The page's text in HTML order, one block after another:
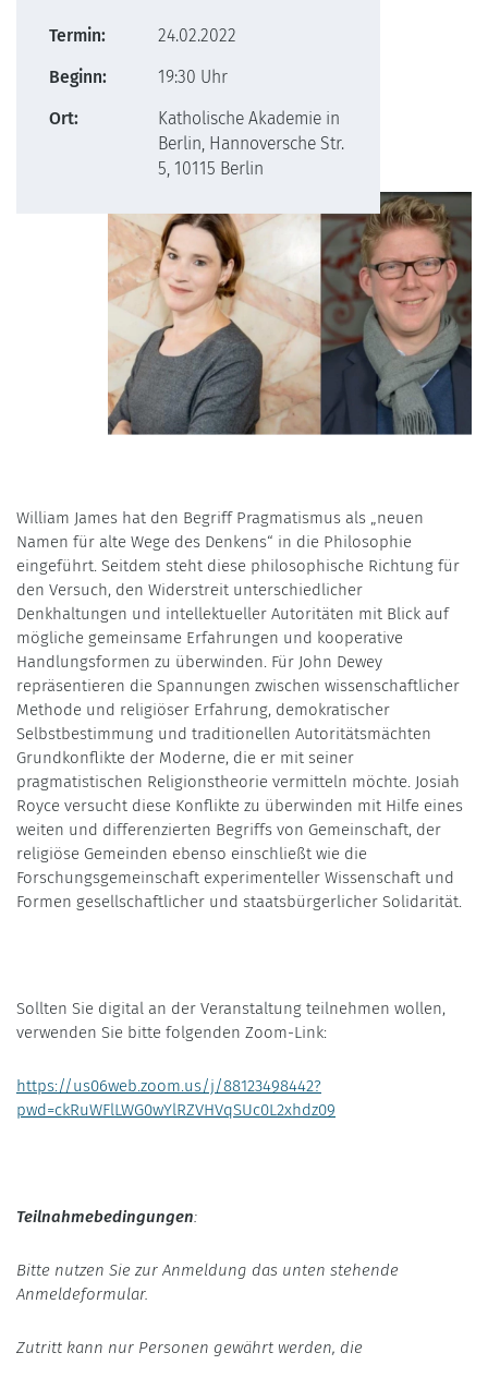
Termin:
24.02.2022
Beginn:
19:30 Uhr
Ort:
Katholische Akademie in
Berlin, Hannoversche Str.
5, 10115 Berlin
William James hat den Begriff Pragmatismus als „neuen
Namen für alte Wege des Denkens“ in die Philosophie
eingeführt. Seitdem steht diese philosophische Richtung für
den Versuch, den Widerstreit unterschiedlicher
Denkhaltungen und intellektueller Autoritäten mit Blick auf
mögliche gemeinsame Erfahrungen und kooperative
Handlungsformen zu überwinden. Für John Dewey
repräsentieren die Spannungen zwischen wissenschaftlicher
Methode und religiöser Erfahrung, demokratischer
Selbstbestimmung und traditionellen Autoritätsmächten
Grundkonflikte der Moderne, die er mit seiner
pragmatistischen Religionstheorie vermitteln möchte. Josiah
Royce versucht diese Konflikte zu überwinden mit Hilfe eines
weiten und differenzierten Begriffs von Gemeinschaft, der
religiöse Gemeinden ebenso einschließt wie die
Forschungsgemeinschaft experimenteller Wissenschaft und
Formen gesellschaftlicher und staatsbürgerlicher Solidarität.
Sollten Sie digital an der Veranstaltung teilnehmen wollen,
verwenden Sie bitte folgenden Zoom-Link:
https://us06web.zoom.us/j/88123498442?
pwd=ckRuWFlLWG0wYlRZVHVqSUc0L2xhdz09
Teilnahmebedingungen:
Bitte nutzen Sie zur Anmeldung das unten stehende
Anmeldeformular.
Zutritt kann nur Personen gewährt werden, die